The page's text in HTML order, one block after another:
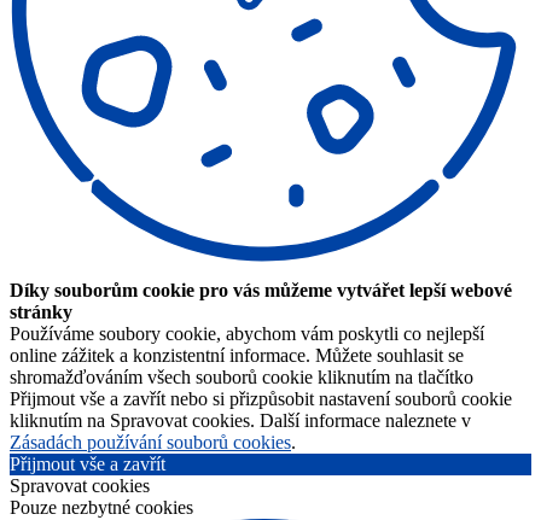
Díky souborům cookie pro vás můžeme vytvářet lepší webové
stránky
Používáme soubory cookie, abychom vám poskytli co nejlepší
online zážitek a konzistentní informace. Můžete souhlasit se
shromažďováním všech souborů cookie kliknutím na tlačítko
Přijmout vše a zavřít nebo si přizpůsobit nastavení souborů cookie
kliknutím na Spravovat cookies. Další informace naleznete v
Zásadách používání souborů cookies.
Přijmout vše a zavřít
Spravovat cookies
Pouze nezbytné cookies